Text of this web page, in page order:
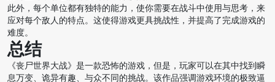
此外，每个单位都有独特的能力，使你需要在战斗中使用与思考，来
应对每个敌人的特点。这使得游戏更具挑战性，并提高了完成游戏的
难度。
总结
《丧尸世界大战》是一款恐怖的游戏，但是，玩家可以在其中找到瞬
息万变、诡异有趣、与众不同的挑战。该作品强调游戏环境的极致逼